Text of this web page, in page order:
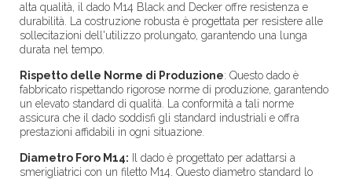
alta qualità, il dado M14 Black and Decker offre resistenza e
durabilità. La costruzione robusta è progettata per resistere alle
sollecitazioni dell'utilizzo prolungato, garantendo una lunga
durata nel tempo.
Rispetto delle Norme di Produzione: Questo dado è
fabbricato rispettando rigorose norme di produzione, garantendo
un elevato standard di qualità. La conformità a tali norme
assicura che il dado soddisfi gli standard industriali e offra
prestazioni affidabili in ogni situazione.
Diametro Foro M14: Il dado è progettato per adattarsi a
smerigliatrici con un filetto M14. Questo diametro standard lo